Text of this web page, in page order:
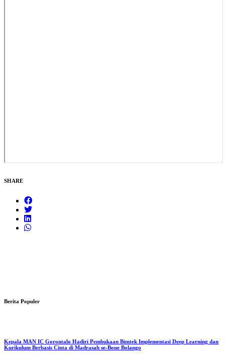
SHARE
Berita Populer
Kepala MAN IC Gorontalo Hadiri Pembukaan Bimtek Implementasi Deep Learning dan
Kurikulum Berbasis Cinta di Madrasah se-Bone Bolango